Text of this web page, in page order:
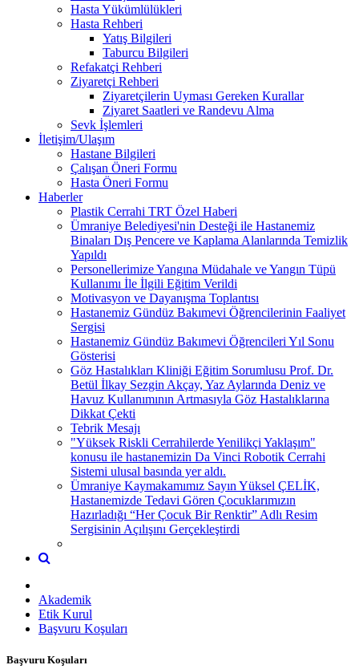
Hasta Yükümlülükleri
Hasta Rehberi
Yatış Bilgileri
Taburcu Bilgileri
Refakatçi Rehberi
Ziyaretçi Rehberi
Ziyaretçilerin Uyması Gereken Kurallar
Ziyaret Saatleri ve Randevu Alma
Sevk İşlemleri
İletişim/Ulaşım
Hastane Bilgileri
Çalışan Öneri Formu
Hasta Öneri Formu
Haberler
Plastik Cerrahi TRT Özel Haberi
Ümraniye Belediyesi'nin Desteği ile Hastanemiz
Binaları Dış Pencere ve Kaplama Alanlarında Temizlik
Yapıldı
Personellerimize Yangına Müdahale ve Yangın Tüpü
Kullanımı İle İlgili Eğitim Verildi
Motivasyon ve Dayanışma Toplantısı
Hastanemiz Gündüz Bakımevi Öğrencilerinin Faaliyet
Sergisi
Hastanemiz Gündüz Bakımevi Öğrencileri Yıl Sonu
Gösterisi
Göz Hastalıkları Kliniği Eğitim Sorumlusu Prof. Dr.
Betül İlkay Sezgin Akçay, Yaz Aylarında Deniz ve
Havuz Kullanımının Artmasıyla Göz Hastalıklarına
Dikkat Çekti
Tebrik Mesajı
"Yüksek Riskli Cerrahilerde Yenilikçi Yaklaşım"
konusu ile hastanemizin Da Vinci Robotik Cerrahi
Sistemi ulusal basında yer aldı.
Ümraniye Kaymakamımız Sayın Yüksel ÇELİK,
Hastanemizde Tedavi Gören Çocuklarımızın
Hazırladığı “Her Çocuk Bir Renktir” Adlı Resim
Sergisinin Açılışını Gerçekleştirdi
Akademik
Etik Kurul
Başvuru Koşuları
Başvuru Koşuları